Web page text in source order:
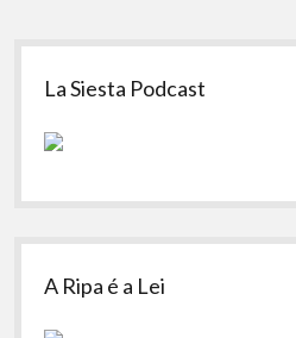
Sidebar
La Siesta Podcast
A Ripa é a Lei